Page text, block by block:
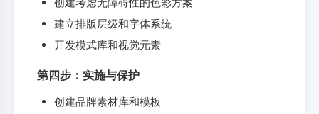
建立排版层级和字体系统
开发模式库和视觉元素
第四步：实施与保护
创建品牌素材库和模板